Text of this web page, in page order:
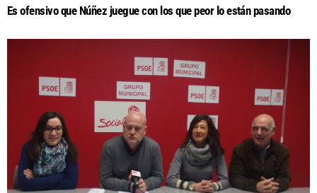
Es ofensivo que Núñez juegue con los que peor lo están pasando